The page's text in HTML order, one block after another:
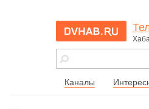
dvhab.ru - сайт
города
Каналы